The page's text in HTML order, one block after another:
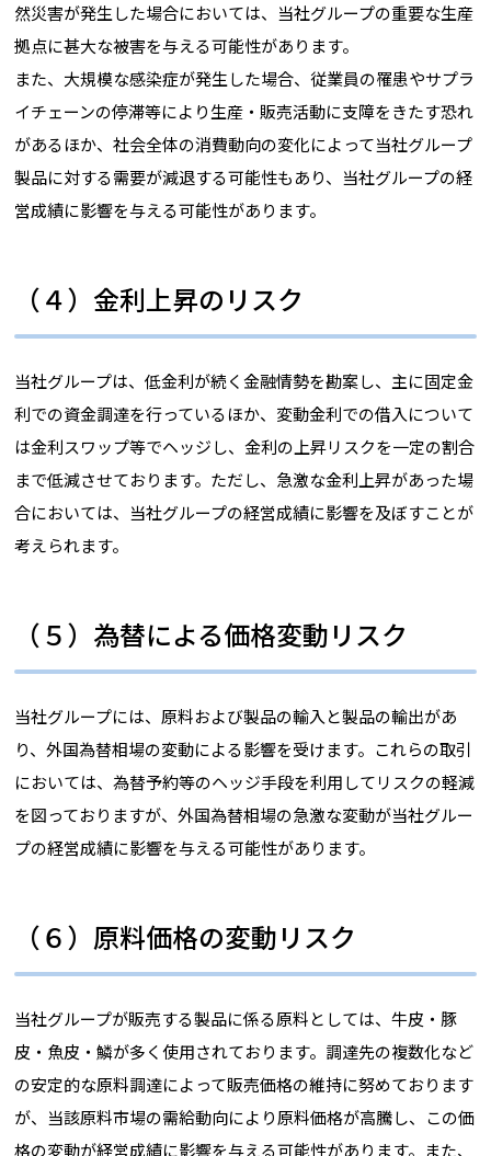
然災害が発生した場合においては、当社グループの重要な生産
拠点に甚大な被害を与える可能性があります。
また、大規模な感染症が発生した場合、従業員の罹患やサプラ
イチェーンの停滞等により生産・販売活動に支障をきたす恐れ
があるほか、社会全体の消費動向の変化によって当社グループ
製品に対する需要が減退する可能性もあり、当社グループの経
営成績に影響を与える可能性があります。
（４）金利上昇のリスク
当社グループは、低金利が続く金融情勢を勘案し、主に固定金
利での資金調達を行っているほか、変動金利での借入について
は金利スワップ等でヘッジし、金利の上昇リスクを一定の割合
まで低減させております。ただし、急激な金利上昇があった場
合においては、当社グループの経営成績に影響を及ぼすことが
考えられます。
（５）為替による価格変動リスク
当社グループには、原料および製品の輸入と製品の輸出があ
り、外国為替相場の変動による影響を受けます。これらの取引
においては、為替予約等のヘッジ手段を利用してリスクの軽減
を図っておりますが、外国為替相場の急激な変動が当社グルー
プの経営成績に影響を与える可能性があります。
（６）原料価格の変動リスク
当社グループが販売する製品に係る原料としては、牛皮・豚
皮・魚皮・鱗が多く使用されております。調達先の複数化など
の安定的な原料調達によって販売価格の維持に努めております
が、当該原料市場の需給動向により原料価格が高騰し、この価
格の変動が経営成績に影響を与える可能性があります。また、